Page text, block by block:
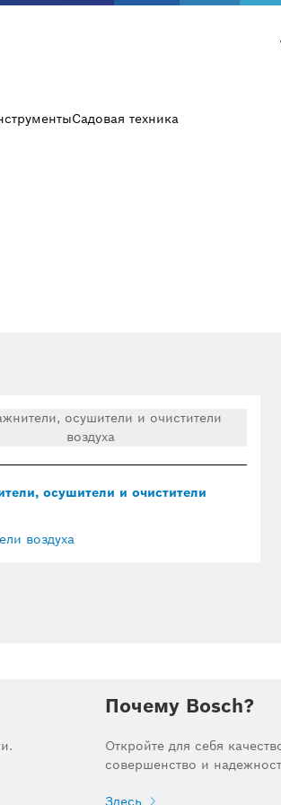
Садовая техника
осушители и очистители
воздуха
Почему Bosch?
Откройте для себя
совершенство и
Здесь